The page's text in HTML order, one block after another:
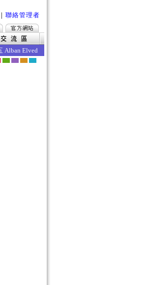
｜ 聯絡管理者
Alban Elved 愛爾琳秋收 今日的效果如下 ‧死亡